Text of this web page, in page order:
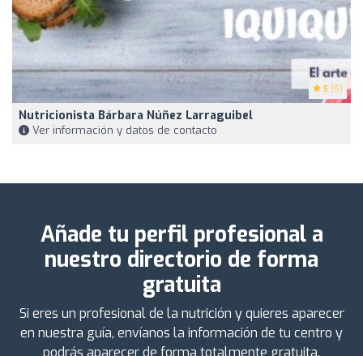
5 (5)
Nutricionista Bárbara Núñez Larraguibel
Ver información y datos de contacto
Añade tu perfil profesional a
nuestro directorio de forma
gratuita
Si eres un profesional de la nutrición y quieres aparecer
en nuestra guía, envíanos la información de tu centro y
podrás aparecer de forma totalmente gratuita.